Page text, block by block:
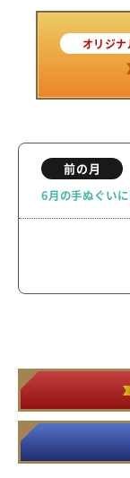
オリジ
前の月
6月の手ぬぐい